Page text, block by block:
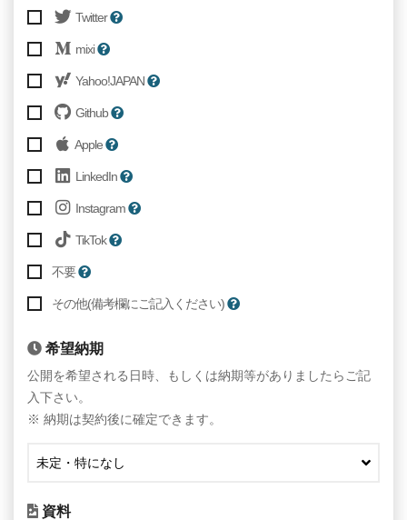
Twitter
mixi
Yahoo!JAPAN
Github
Apple
LinkedIn
Instagram
TikTok
不要
その他(備考欄にご記入ください)
希望納期
公開を希望される日時、もしくは納期等がありましたらご記
入下さい。
※ 納期は契約後に確定できます。
資料